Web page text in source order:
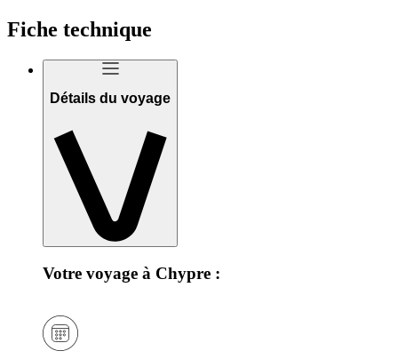
Fiche technique
Détails du voyage
Votre voyage à Chypre :